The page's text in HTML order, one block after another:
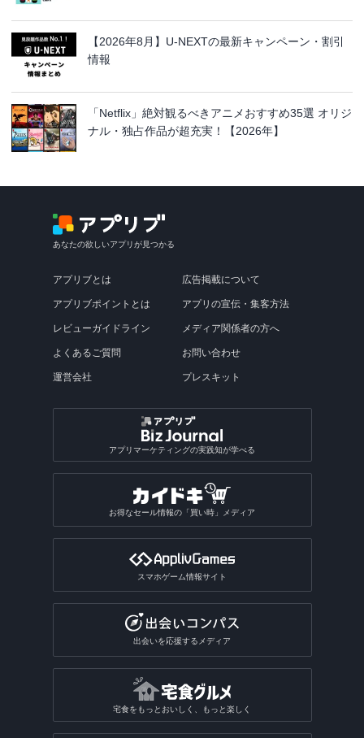
【2026年8月】U-NEXTの最新キャンペーン・割引
情報
「Netflix」絶対観るべきアニメおすすめ35選 オリジ
ナル・独占作品が超充実！【2026年】
あなたの欲しいアプリが見つかる
アプリブとは
アプリブポイントとは
レビューガイドライン
よくあるご質問
運営会社
広告掲載について
アプリの宣伝・集客方法
メディア関係者の方へ
お問い合わせ
プレスキット
アプリマーケティングの実践知が学べる
お得なセール情報の「買い時」メディア
スマホゲーム情報サイト
出会いを応援するメディア
宅食をもっとおいしく、もっと楽しく